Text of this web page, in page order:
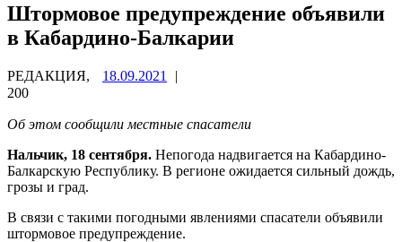
Штормовое предупреждение объявили
в Кабардино-Балкарии
РЕДАКЦИЯ, 18.09.2021
|
200
Об этом сообщили местные спасатели
Нальчик, 18 сентября. Непогода надвигается на Кабардино-
Балкарскую Республику. В регионе ожидается сильный дождь,
грозы и град.
В связи с такими погодными явлениями спасатели объявили
штормовое предупреждение.